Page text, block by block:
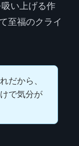
い上げる作
至福のクライ
だから、
で気分が